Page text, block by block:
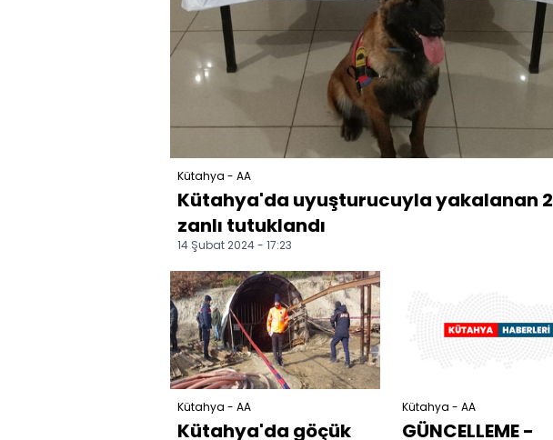
Kütahya - AA
Kütahya'da uyuşturucuyla yakalanan 2
zanlı tutuklandı
14 Şubat 2024 - 17:23
Kütahya - AA
Kütahya'da göçük
Kütahya - AA
GÜNCELLEME -